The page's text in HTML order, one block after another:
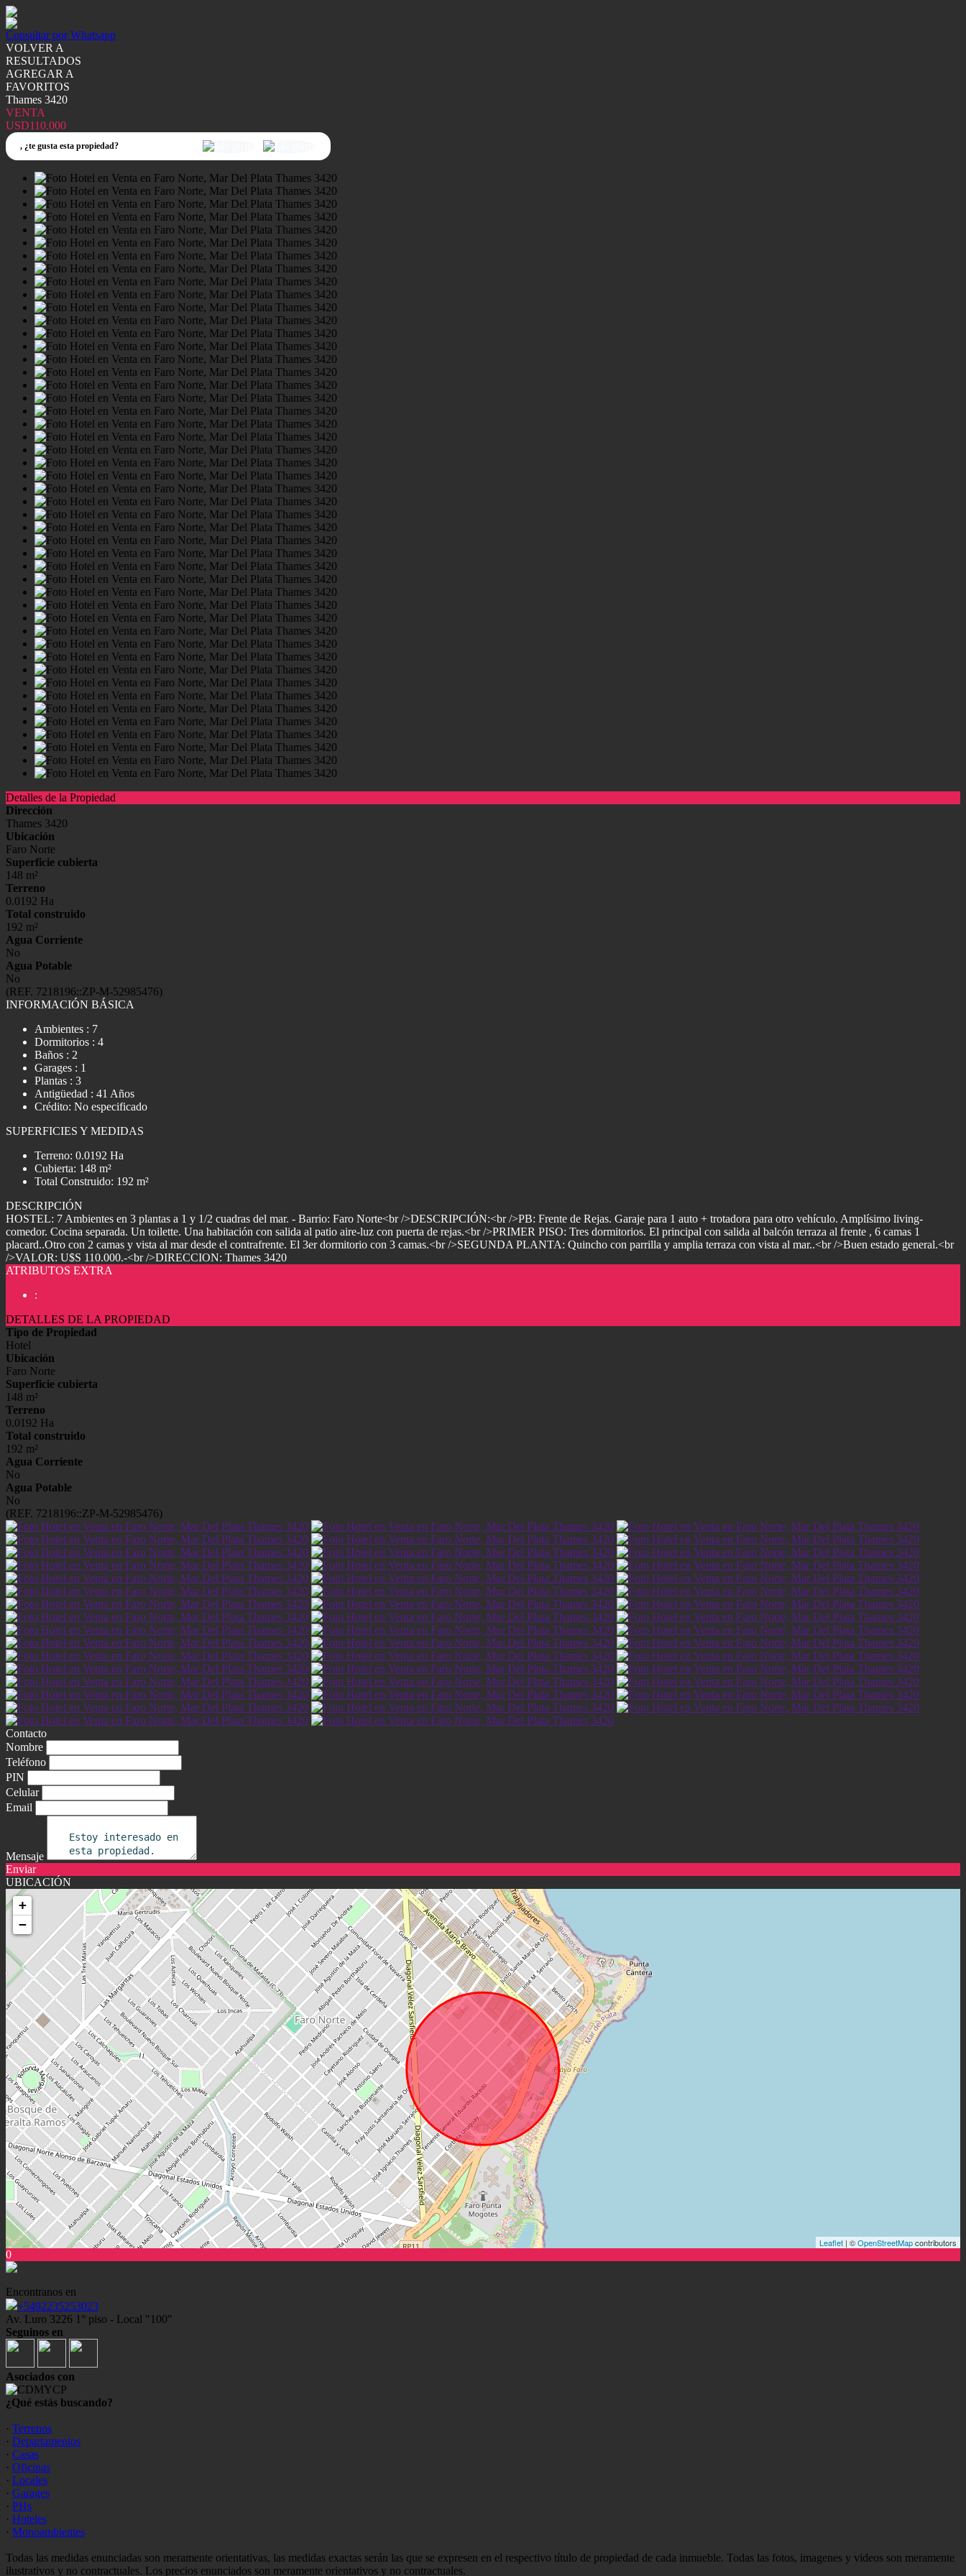
Consultar por Whatsapp
VOLVER A
RESULTADOS
AGREGAR A
FAVORITOS
Thames 3420
VENTA
USD110.000
, ¿te gusta esta propiedad?
Detalles de la Propiedad
Dirección
Thames 3420
Ubicación
Faro Norte
Superficie cubierta
148 m²
Terreno
0.0192 Ha
Total construido
192 m²
Agua Corriente
No
Agua Potable
No
(REF. 7218196::ZP-M-52985476)
INFORMACIÓN BÁSICA
Ambientes : 7
Dormitorios : 4
Baños : 2
Garages : 1
Plantas : 3
Antigüedad : 41 Años
Crédito: No especificado
SUPERFICIES Y MEDIDAS
Terreno: 0.0192 Ha
Cubierta: 148 m²
Total Construido: 192 m²
DESCRIPCIÓN
HOSTEL: 7 Ambientes en 3 plantas a 1 y 1/2 cuadras del mar. - Barrio: Faro Norte<br />DESCRIPCIÓN:<br />PB: Frente de Rejas. Garaje para 1 auto + trotadora para otro vehículo. Amplísimo living-
comedor. Cocina separada. Un toilette. Una habitación con salida al patio aire-luz con puerta de rejas.<br />PRIMER PISO: Tres dormitorios. El principal con salida al balcón terraza al frente , 6 camas 1
placard..Otro con 2 camas y vista al mar desde el contrafrente. El 3er dormitorio con 3 camas.<br />SEGUNDA PLANTA: Quincho con parrilla y amplia terraza con vista al mar..<br />Buen estado general.<br
/>VALOR: U$S 110.000.-<br />DIRECCION: Thames 3420
ATRIBUTOS EXTRA
:
DETALLES DE LA PROPIEDAD
Tipo de Propiedad
Hotel
Ubicación
Faro Norte
Superficie cubierta
148 m²
Terreno
0.0192 Ha
Total construido
192 m²
Agua Corriente
No
Agua Potable
No
(REF. 7218196::ZP-M-52985476)
Contacto
Nombre
Teléfono
PIN
Celular
Email
Mensaje
Enviar
UBICACIÓN
+
−
Leaflet | ©OpenStreetMapcontributors
0
Encontranos en
+5492235253023
Av. Luro 3226 1° piso - Local "100"
Seguinos en
Asociados con
¿Qué estás buscando?
· Terrenos
· Departamentos
· Casas
· Oficinas
· Locales
· Garages
· PHs
· Hoteles
· Monoambientes
Todas las medidas enunciadas son meramente orientativas, las medidas exactas serán las que se expresen en el respectivo título de propiedad de cada inmueble. Todas las fotos, imagenes y videos son meramente
ilustrativos y no contractuales. Los precios enunciados son meramente orientativos y no contractuales.